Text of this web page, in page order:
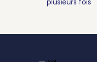
plusieurs fois